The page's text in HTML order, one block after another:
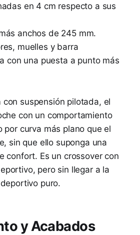
en 4 cm respecto a sus
anchos de 245 mm.
muelles y barra
con una puesta a punto más
con suspensión pilotada, el
con un comportamiento
por curva más plano que el
sin que ello suponga una
confort. Es un crossover con
pero sin llegar a la
puro.
y Acabados